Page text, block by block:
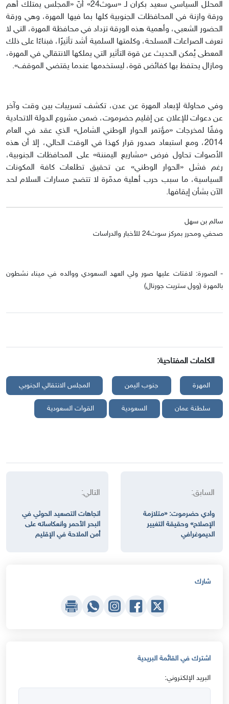
المحلل السياسي سعيد بكران لـ «سوث24» أنّ «المجلس يمتلك أهم
ورقة وازنة في المحافظات الجنوبية كلها بما فيها المهرة، وهي ورقة
الحضور الشعبي، وأهمية هذه الورقة تزداد في محافظة المهرة، التي لا
تعرف الصراعات المسلحة، وكلمتها السلمية أشد تأثيرًا، فبناءًا على ذلك
المعطى يُمكن الحديث عن قوة التأثير التي يملكها الانتقالي في المهرة،
ومازال يحتفظ بها كفائض قوة، ليستخدمها عندما يقتضي الموقف».
وفي محاولة لإبعاد المهرة عن عدن، تكشف تسريبات بين وقت وآخر
عن دعوات للإعلان عن إقليم حضرموت، ضمن مشروع الدولة الاتحادية
وفقًا لمخرجات «مؤتمر الحوار الوطني الشامل» الذي عقد في العام
2014، ومع استبعاد صدور قرار كهذا في الوقت الحالي، إلا أن هذه
الأصوات تحاول فرض «مشاريع اليمننة» على المحافظات الجنوبية،
رغم فشل «الحوار الوطني» عن تحقيق تطلعات كافة المكونات
السياسية، ما سبب حرب أهلية مدمّرة لا تتضح مسارات السلام لحد
الآن بشأن إيقافها.
سالم بن سهل
صحفي ومحرر بمركز سوث24 للأخبار والدراسات
- الصورة: لافتات عليها صور ولي العهد السعودي ووالده في ميناء نشطون
بالمهرة (وول ستريت جورنال)
الكلمات المفتاحية:
المهرة جنوب اليمن المجلس الانتقالي الجنوبي
سلطنة عمان السعودية القوات السعودية
السابق:
وادي حضرموت: «متلازمة
الإصلاح» وحقيقة التغيير
الديموغرافي
التالي:
اتجاهات التصعيد الحوثي في
البحر الأحمر وانعكاساته على
أمن الملاحة في الإقليم
شارك
اشترك في القائمة البريدية
البريد الإلكتروني: